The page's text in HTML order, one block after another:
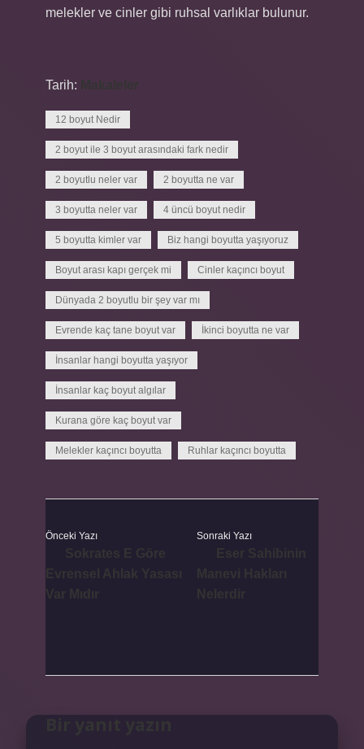
melekler ve cinler gibi ruhsal varlıklar bulunur.
Tarih:
12 boyut Nedir
2 boyut ile 3 boyut arasındaki fark nedir
2 boyutlu neler var 2 boyutta ne var
3 boyutta neler var 4 üncü boyut nedir
5 boyutta kimler var Biz hangi boyutta yaşıyoruz
Boyut arası kapı gerçek mi Cinler kaçıncı boyut
Dünyada 2 boyutlu bir şey var mı
Evrende kaç tane boyut var İkinci boyutta ne var
İnsanlar hangi boyutta yaşıyor
İnsanlar kaç boyut algılar
Kurana göre kaç boyut var
Melekler kaçıncı boyutta Ruhlar kaçıncı boyutta
Önceki Yazı Sonraki Yazı